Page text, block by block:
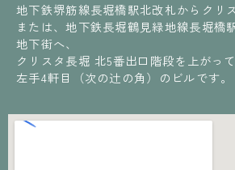
地下鉄堺筋線長堀橋駅北改札からクリ
または、地下鉄長堀鶴見緑地線長堀橋
地下街へ、
クリスタ長堀 北5番出口階段を上がっ
左手4軒目（次の辻の角）のビルです。